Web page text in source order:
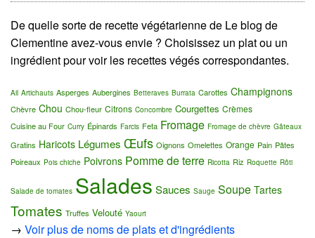
De quelle sorte de recette végétarienne de Le blog de
Clementine avez-vous envie ? Choisissez un plat ou un
ingrédient pour voir les recettes végés correspondantes.
Ail Artichauts Asperges Aubergines Betteraves Burrata Carottes Champignons
Chèvre Chou Chou-fleur Citrons Concombre Courgettes Crèmes
Cuisine au Four Curry Épinards Farcis Feta Fromage Fromage de chèvre Gâteaux
Gratins Haricots Légumes Œufs Oignons Omelettes Orange Pain Pâtes
Poireaux Pois chiche Poivrons Pomme de terre Ricotta Riz Roquette Rôti
Salade de tomates Salades Sauces Sauge Soupe Tartes
Tomates Truffes Velouté Yaourt
→ Voir plus de noms de plats et d'ingrédients